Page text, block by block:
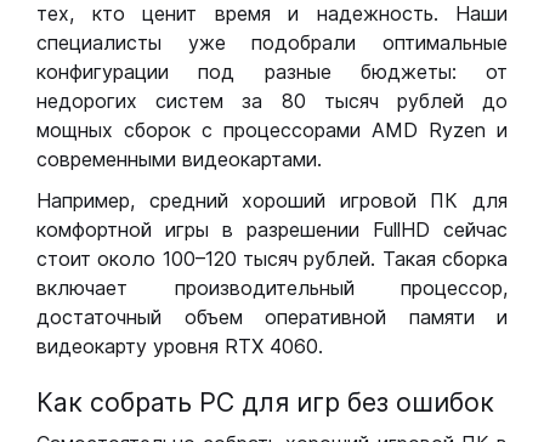
тех, кто ценит время и надежность. Наши
специалисты уже подобрали оптимальные
конфигурации под разные бюджеты: от
недорогих систем за 80 тысяч рублей до
мощных сборок с процессорами AMD Ryzen и
современными видеокартами.
Например, средний хороший игровой ПК для
комфортной игры в разрешении FullHD сейчас
стоит около 100–120 тысяч рублей. Такая сборка
включает производительный процессор,
достаточный объем оперативной памяти и
видеокарту уровня RTX 4060.
Как собрать РС для игр без ошибок